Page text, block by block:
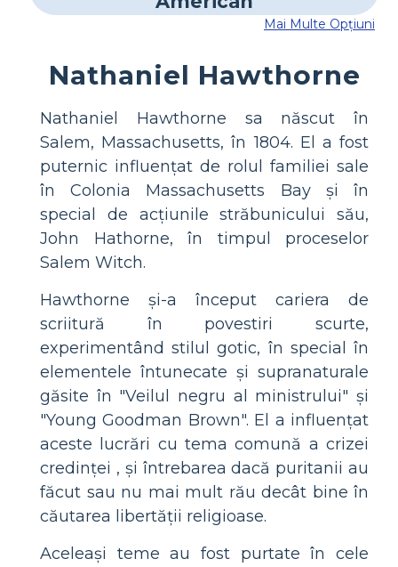
Mai Multe Opțiuni
Nathaniel Hawthorne
Nathaniel Hawthorne sa născut în
Salem, Massachusetts, în 1804. El a fost
puternic influențat de rolul familiei sale
în Colonia Massachusetts Bay și în
special de acțiunile străbunicului său,
John Hathorne, în timpul proceselor
Salem Witch.
Hawthorne și-a început cariera de
scriitură în povestiri scurte,
experimentând stilul gotic, în special în
elementele întunecate și supranaturale
găsite în "Veilul negru al ministrului" și
"Young Goodman Brown". El a influențat
aceste lucrări cu tema comună a crizei
credinței , și întrebarea dacă puritanii au
făcut sau nu mai mult rău decât bine în
căutarea libertății religioase.
Aceleași teme au fost purtate în cele